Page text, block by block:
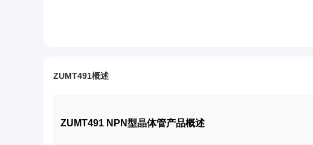
ZUMT491概述
ZUMT491 NPN型晶体管产品概述